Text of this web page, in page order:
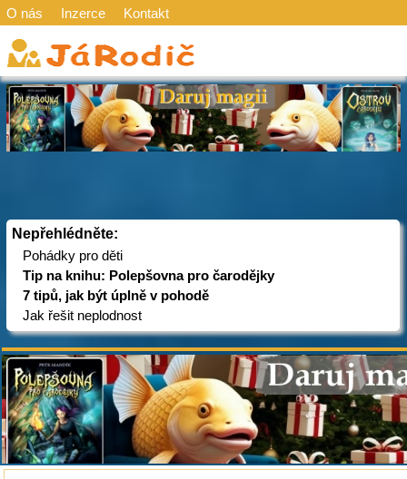
O nás Inzerce Kontakt
Nepřehlédněte:
Pohádky pro děti
Tip na knihu: Polepšovna pro čarodějky
7 tipů, jak být úplně v pohodě
Jak řešit neplodnost